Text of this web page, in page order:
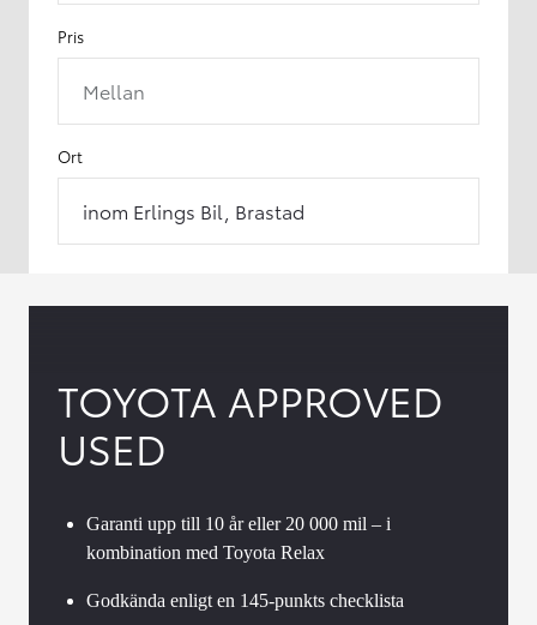
Pris
Mellan
Ort
inom Erlings Bil, Brastad
TOYOTA APPROVED
USED
Garanti upp till 10 år eller 20 000 mil – i
kombination med Toyota Relax
Godkända enligt en 145-punkts checklista